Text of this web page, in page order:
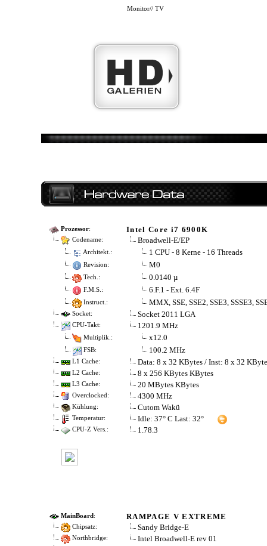
Monitor// TV
Prozessor: Intel Core i7 6900K
Codename: Broadwell-E/EP
Architekt.: 1 CPU - 8 Kerne - 16 Threads
Revision: M0
Tech.: 0.0140 µ
F.M.S.: 6.F.1 - Ext. 6.4F
Instruct.: MMX, SSE, SSE2, SSE3, SSSE3,
Socket: Socket 2011 LGA
CPU-Takt: 1201.9 MHz
Multiplik.: x12.0
FSB: 100.2 MHz
L1 Cache: Data: 8 x 32 KBytes / Inst: 8 x 32
L2 Cache: 8 x 256 KBytes KBytes
L3 Cache: 20 MBytes KBytes
Overclocked: 4300 MHz
Kühlung: Cutom Wakü
Temperatur: Idle: 37° C Last: 32°
CPU-Z Vers.: 1.78.3
MainBoard: RAMPAGE V EXTREME
Chipsatz: Sandy Bridge-E
Northbridge: Intel Broadwell-E rev 01